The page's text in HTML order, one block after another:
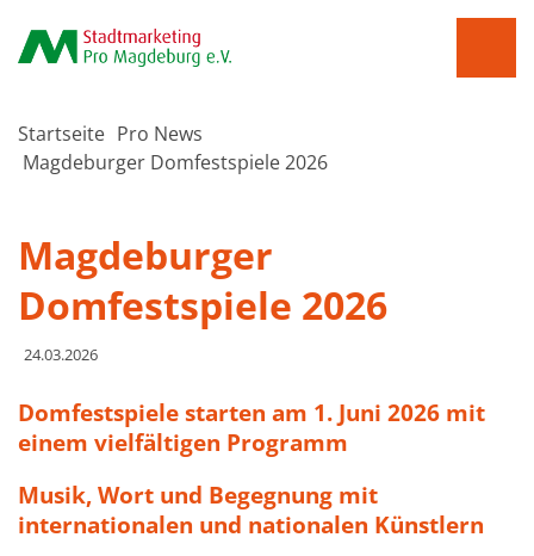
Startseite Pro News
Magdeburger Domfestspiele 2026
Magdeburger
Domfestspiele 2026
24.03.2026
Domfestspiele starten am 1. Juni 2026 mit
einem vielfältigen Programm
Musik, Wort und Begegnung mit
internationalen und nationalen Künstlern